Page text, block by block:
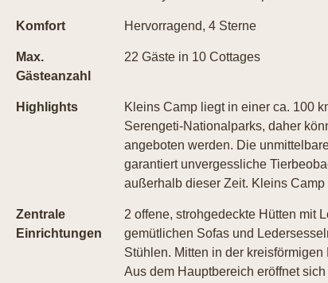
Komfort Hervorragend, 4 Sterne
Max.
Gästeanzahl
22 Gäste in 10 Cottages
Highlights
Kleins Camp liegt in einer ca. 100
Serengeti-Nationalparks, daher
angeboten werden. Die
garantiert unvergessliche
außerhalb dieser Zeit. Kleins
Zentrale
Einrichtungen
2 offene, strohgedeckte Hütten mit
gemütlichen Sofas und
Stühlen. Mitten in der
Aus dem Hauptbereich eröffnet